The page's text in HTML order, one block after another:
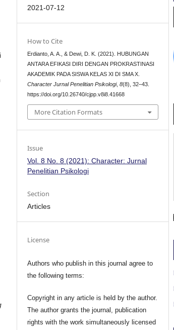
2021-07-12
How to Cite
Erdianto, A. A., & Dewi, D. K. (2021). HUBUNGAN
ANTARA EFIKASI DIRI DENGAN PROKRASTINASI
AKADEMIK PADA SISWA KELAS XI DI SMA X.
Character Jurnal Penelitian Psikologi,8(8), 32–43.
https://doi.org/10.26740/cjpp.v8i8.41668
More Citation Formats
Issue
Vol. 8 No. 8 (2021): Character: Jurnal
Penelitian Psikologi
Section
Articles
License
Authors who publish in this journal agree to
the following terms:
Copyright in any article is held by the author.
The author grants the journal, publication
rights with the work simultaneously licensed